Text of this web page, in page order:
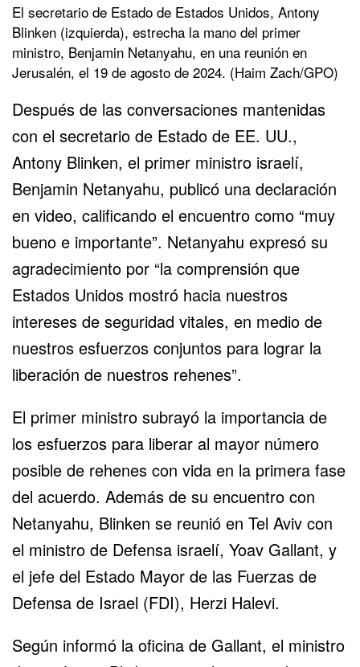
El secretario de Estado de Estados Unidos, Antony
Blinken (izquierda), estrecha la mano del primer
ministro, Benjamin Netanyahu, en una reunión en
Jerusalén, el 19 de agosto de 2024. (Haim Zach/GPO)
Después de las conversaciones mantenidas
con el secretario de Estado de EE. UU.,
Antony Blinken, el primer ministro israelí,
Benjamin Netanyahu, publicó una declaración
en video, calificando el encuentro como “muy
bueno e importante”. Netanyahu expresó su
agradecimiento por “la comprensión que
Estados Unidos mostró hacia nuestros
intereses de seguridad vitales, en medio de
nuestros esfuerzos conjuntos para lograr la
liberación de nuestros rehenes”.
El primer ministro subrayó la importancia de
los esfuerzos para liberar al mayor número
posible de rehenes con vida en la primera fase
del acuerdo. Además de su encuentro con
Netanyahu, Blinken se reunió en Tel Aviv con
el ministro de Defensa israelí, Yoav Gallant, y
el jefe del Estado Mayor de las Fuerzas de
Defensa de Israel (FDI), Herzi Halevi.
Según informó la oficina de Gallant, el ministro